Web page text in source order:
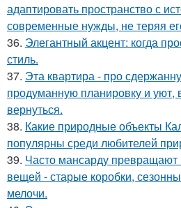
адаптировать пространство с
современные нужды, не теряя
36. Элегантный акцент: когда
стиль.
37. Эта квартира - про
продуманную планировку и уют,
вернуться.
38. Какие природные объекты
популярны среди любителей
39. Часто мансарду
вещей - старые коробки,
мелочи.